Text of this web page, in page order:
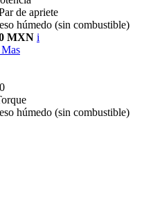
de apriete
húmedo (sin combustible)
MXN i
húmedo (sin combustible)